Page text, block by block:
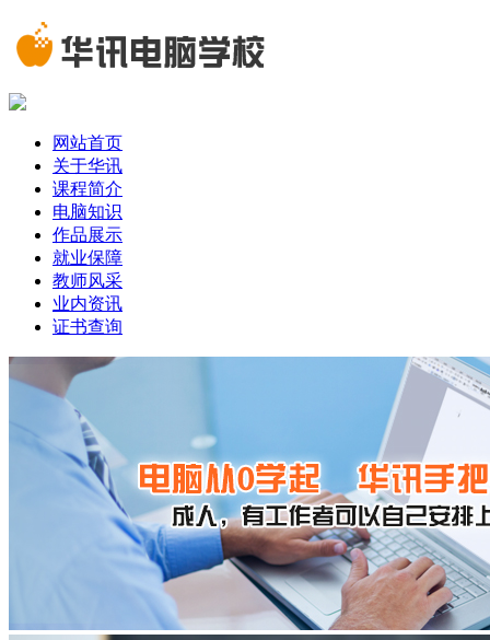
网站首页
关于华讯
课程简介
电脑知识
作品展示
就业保障
教师风采
业内资讯
证书查询